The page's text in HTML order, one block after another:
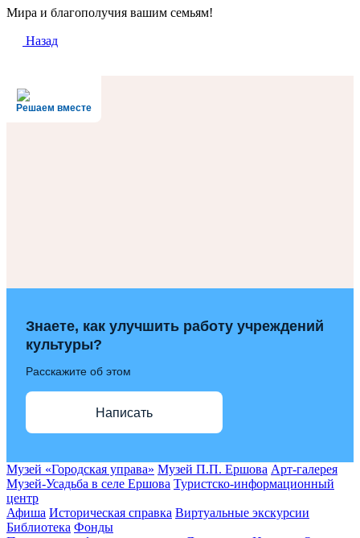
Мира и благополучия вашим семьям!
Назад
Решаем вместе
Знаете, как улучшить работу учреждений
культуры?
Расскажите об этом
Написать
Музей «Городская управа» Музей П.П. Ершова Арт-галерея
Музей-Усадьба в селе Ершова Туристско-информационный
центр
Афиша Историческая справка Виртуальные экскурсии
Библиотека Фонды